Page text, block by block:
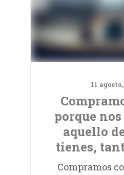
11 agosto,
porque
aquello
tienes,
Compramos